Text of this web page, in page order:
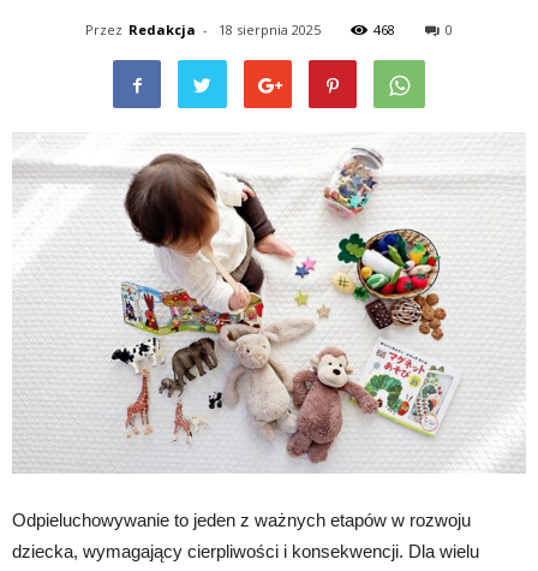
Przez Redakcja - 18 sierpnia 2025 468 0
Odpieluchowywanie to jeden z ważnych etapów w rozwoju
dziecka, wymagający cierpliwości i konsekwencji. Dla wielu